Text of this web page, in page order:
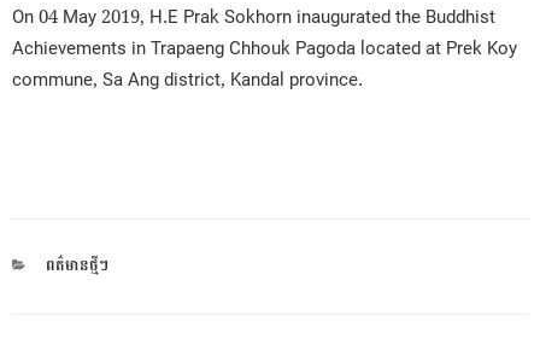
On 04 May 2019, H.E Prak Sokhorn inaugurated the Buddhist
Achievements in Trapaeng Chhouk Pagoda located at Prek Koy
commune, Sa Ang district, Kandal province.
CATEGORIES
ពត៌មានថ្មីៗ